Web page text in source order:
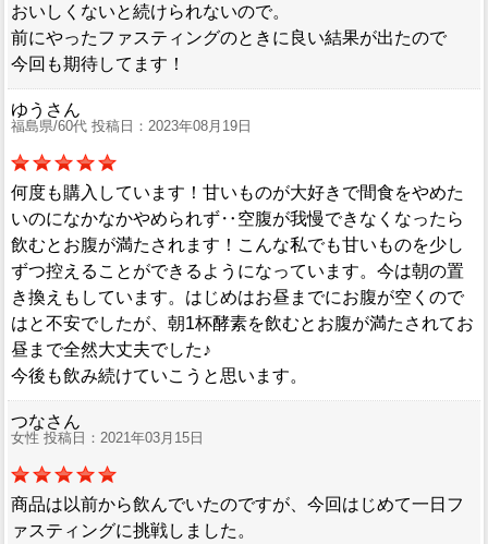
おいしくないと続けられないので。
前にやったファスティングのときに良い結果が出たので
今回も期待してます！
ゆうさん
福島県/60代 投稿日：2023年08月19日
何度も購入しています！甘いものが大好きで間食をやめた
いのになかなかやめられず‥空腹が我慢できなくなったら
飲むとお腹が満たされます！こんな私でも甘いものを少し
ずつ控えることができるようになっています。今は朝の置
き換えもしています。はじめはお昼までにお腹が空くので
はと不安でしたが、朝1杯酵素を飲むとお腹が満たされてお
昼まで全然大丈夫でした♪
今後も飲み続けていこうと思います。
つなさん
女性 投稿日：2021年03月15日
商品は以前から飲んでいたのですが、今回はじめて一日フ
ァスティングに挑戦しました。